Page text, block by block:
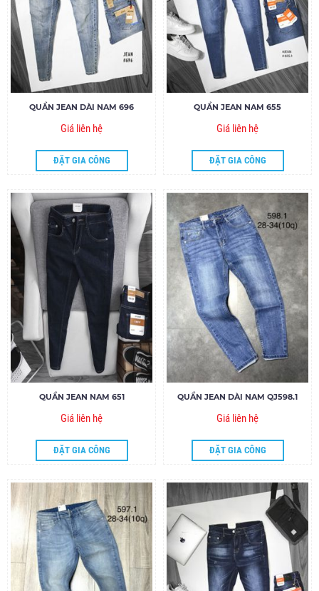
QUẦN JEAN DÀI NAM 696
Giá liên hệ
ĐẶT GIA CÔNG
QUẦN JEAN NAM 655
Giá liên hệ
ĐẶT GIA CÔNG
QUẦN JEAN NAM 651
Giá liên hệ
ĐẶT GIA CÔNG
QUẦN JEAN DÀI NAM QJ598.1
Giá liên hệ
ĐẶT GIA CÔNG